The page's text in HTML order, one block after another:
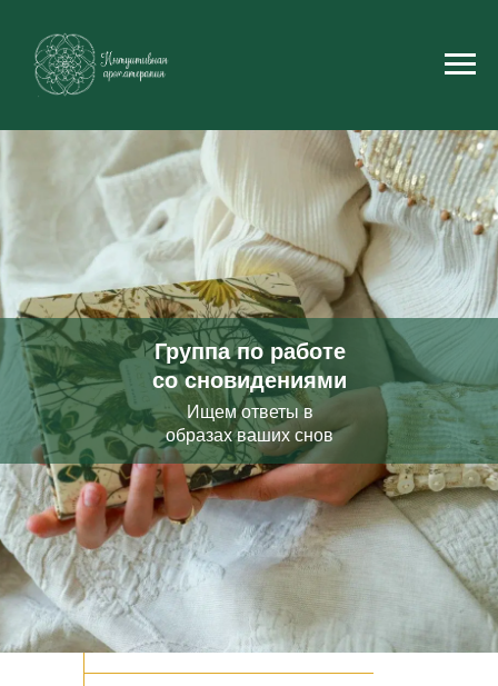
Группа по работе
со сновидениями
Ищем ответы в
образах ваших снов